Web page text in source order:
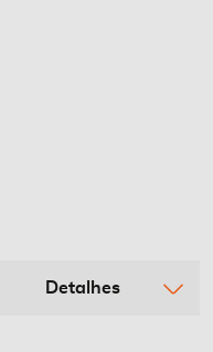
Detalhes